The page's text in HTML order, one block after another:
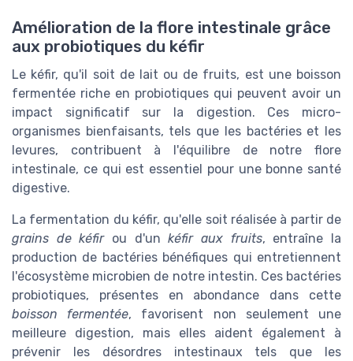
Amélioration de la flore intestinale grâce
aux probiotiques du kéfir
Le kéfir, qu'il soit de lait ou de fruits, est une boisson
fermentée riche en probiotiques qui peuvent avoir un
impact significatif sur la digestion. Ces micro-
organismes bienfaisants, tels que les bactéries et les
levures, contribuent à l'équilibre de notre flore
intestinale, ce qui est essentiel pour une bonne santé
digestive.
La fermentation du kéfir, qu'elle soit réalisée à partir de
grains de kéfirou d'unkéfir aux fruits, entraîne la
production de bactéries bénéfiques qui entretiennent
l'écosystème microbien de notre intestin. Ces bactéries
probiotiques, présentes en abondance dans cette
boisson fermentée, favorisent non seulement une
meilleure digestion, mais elles aident également à
prévenir les désordres intestinaux tels que les